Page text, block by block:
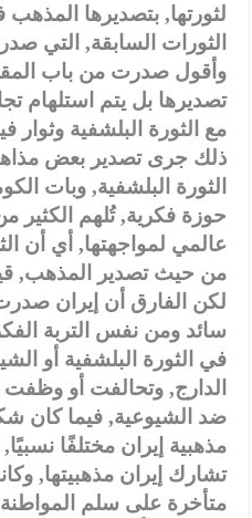
لثورتها, بتصديرها
الثورات السابقة, التي
وأقول صدرت من باب
تصديرها بل يتم استلهام
مع الثورة البلشفية وثوار
ذلك جرى تصدير بعض
الثورة البلشفية, وبات
حوزة فكرية, تُلهم الكثير
عالمي لمواجهتها, أي أن
من حيث تصدير المذهب,
لكن الفارق أن إيران
سائد ومن نفس التربة
في الثورة البلشفية أو
الدارج, وتحالفت أو وظفت
ضد الشيوعية, فيما كان
مذهبية إيران مختلفًا
تشارك إيران مذهبيتها,
متأخرة على سلم